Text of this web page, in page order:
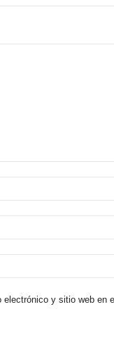
electrónico y sitio web en